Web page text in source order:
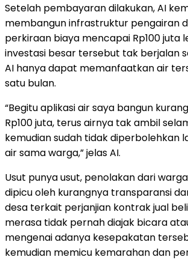
Setelah pembayaran dilakukan, AI
membangun infrastruktur pengairan
perkiraan biaya mencapai Rp100 juta
investasi besar tersebut tak berjalan
AI hanya dapat memanfaatkan air
satu bulan.
“Begitu aplikasi air saya bangun
Rp100 juta, terus airnya tak ambil
kemudian sudah tidak diperbolehkan
air sama warga,” jelas AI.
Usut punya usut, penolakan dari
dipicu oleh kurangnya transparansi
desa terkait perjanjian kontrak jual
merasa tidak pernah diajak bicara
mengenai adanya kesepakatan
kemudian memicu kemarahan dan